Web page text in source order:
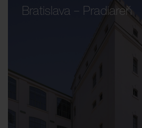
Bratislava – Pradiareň